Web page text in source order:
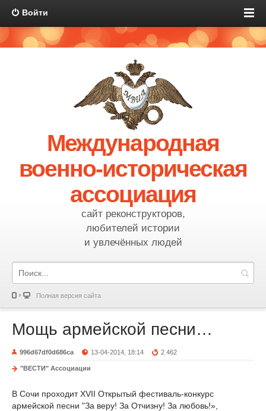
Войти
Международная
военно-историческая
ассоциация
сайт реконструкторов,
любителей истории
и увлечённых людей
Полная версия сайта
Мощь армейской песни…
996d67df0d686ca 13-04-2014, 18:14 2 462
"ВЕСТИ" Ассоциации
В Сочи проходит XVII Открытый фестиваль-конкурс
армейской песни "За веру! За Отчизну! За любовь!»,